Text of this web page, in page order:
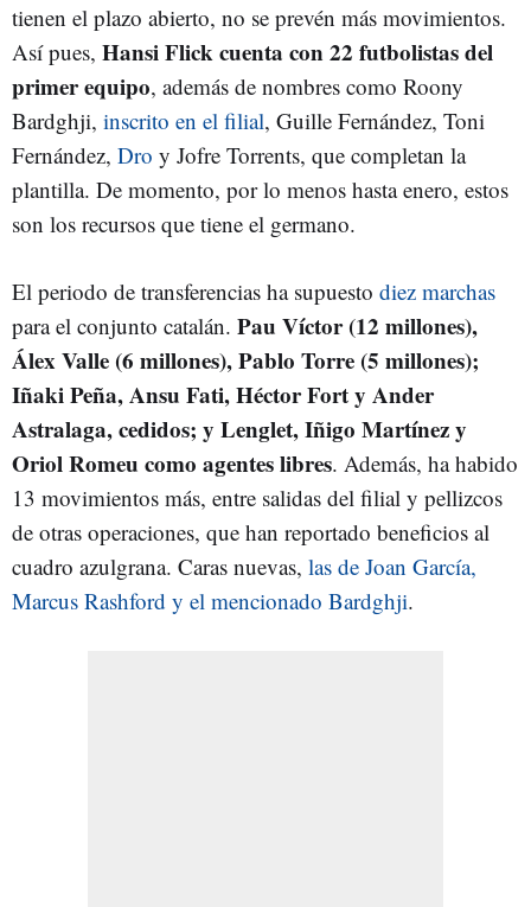
tienen el plazo abierto, no se prevén más movimientos.
Así pues, Hansi Flick cuenta con 22 futbolistas del
primer equipo, además de nombres como Roony
Bardghji, inscrito en el filial, Guille Fernández, Toni
Fernández, Dro y Jofre Torrents, que completan la
plantilla. De momento, por lo menos hasta enero, estos
son los recursos que tiene el germano.
El periodo de transferencias ha supuesto diez marchas
para el conjunto catalán. Pau Víctor (12 millones),
Álex Valle (6 millones), Pablo Torre (5 millones);
Iñaki Peña, Ansu Fati, Héctor Fort y Ander
Astralaga, cedidos; y Lenglet, Iñigo Martínez y
Oriol Romeu como agentes libres. Además, ha habido
13 movimientos más, entre salidas del filial y pellizcos
de otras operaciones, que han reportado beneficios al
cuadro azulgrana. Caras nuevas, las de Joan García,
Marcus Rashford y el mencionado Bardghji.